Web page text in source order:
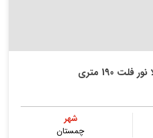
190 متری
شهر
چمستان